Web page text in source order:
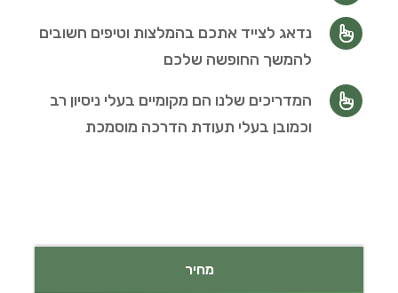
מחיר
נדאג לצייד אתכם בהמלצות וטיפים חשובים
להמשך החופשה שלכם
המדריכים שלנו הם מקומיים בעלי ניסיון רב
וכמובן בעלי תעודת הדרכה מוסמכת